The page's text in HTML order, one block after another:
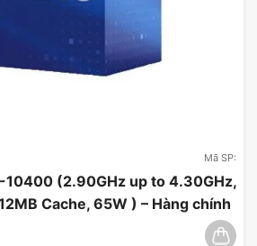
Mã SP:
10400 (2.90GHz up to 4.30GHz,
Cache, 65W ) – Hàng chính